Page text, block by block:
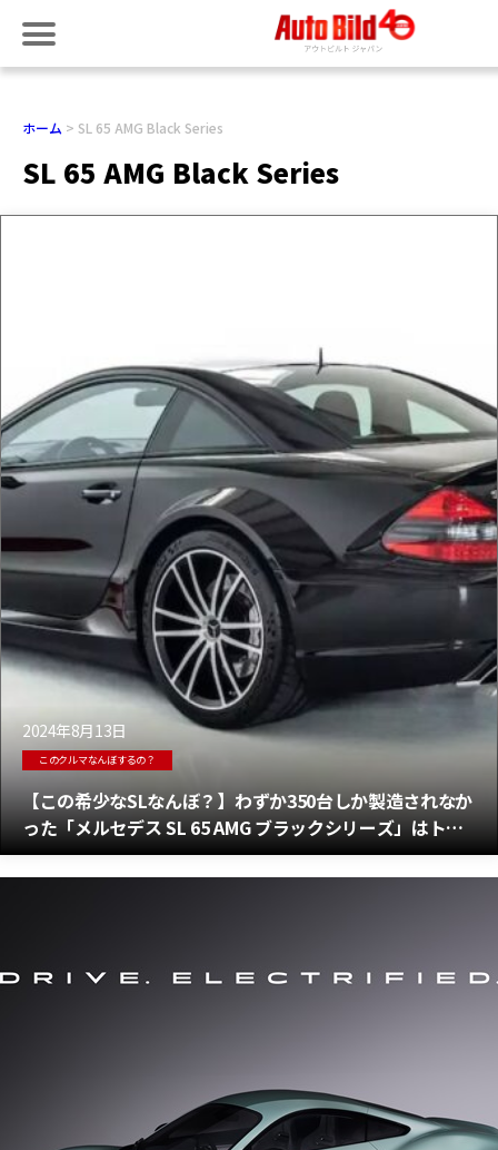
ホーム SL 65 AMG Black Series
SL 65 AMG Black Series
2024年8月13日
このクルマなんぼするの？
【この希少なSLなんぼ？】わずか350台しか製造されなか
った「メルセデス SL 65 AMG ブラックシリーズ」はトト
ヴォルフの愛車だった